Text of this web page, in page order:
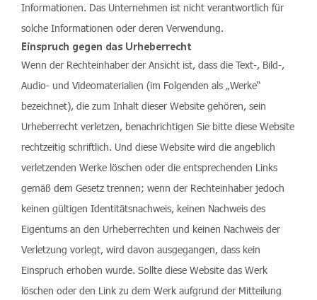
Informationen. Das Unternehmen ist nicht verantwortlich für
solche Informationen oder deren Verwendung.
Einspruch gegen das Urheberrecht
Wenn der Rechteinhaber der Ansicht ist, dass die Text-, Bild-,
Audio- und Videomaterialien (im Folgenden als „Werke“
bezeichnet), die zum Inhalt dieser Website gehören, sein
Urheberrecht verletzen, benachrichtigen Sie bitte diese Website
rechtzeitig schriftlich. Und diese Website wird die angeblich
verletzenden Werke löschen oder die entsprechenden Links
gemäß dem Gesetz trennen; wenn der Rechteinhaber jedoch
keinen gültigen Identitätsnachweis, keinen Nachweis des
Eigentums an den Urheberrechten und keinen Nachweis der
Verletzung vorlegt, wird davon ausgegangen, dass kein
Einspruch erhoben wurde. Sollte diese Website das Werk
löschen oder den Link zu dem Werk aufgrund der Mitteilung